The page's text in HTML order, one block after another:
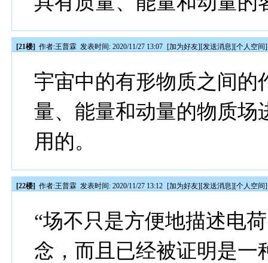
[21楼] 作者:王普霖 发表时间: 2020/11/27 13:07 [加为好友][发送消息][个人空间]
宇宙中的有形物质之间的
量、能量和动量的物质场
用的。
[22楼] 作者:王普霖 发表时间: 2020/11/27 13:12 [加为好友][发送消息][个人空间]
“场不只是方便地描述电
念，而且已经被证明是一